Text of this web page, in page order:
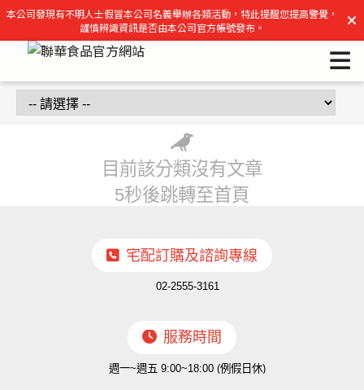
聯華食品官方網站 | 聯華食品官方網站
本公司發現有不明人士假冒本公司名義舉辦各類活動，特此提醒您提高警覺，
謹慎辨識資訊是否由本公司官方帳號發布。
目前該分類沒有文章
5秒後跳轉至首頁
宅配訂購及諮詢專線
02-2555-3161
服務時間
週一~週五 9:00~18:00 (例假日休)